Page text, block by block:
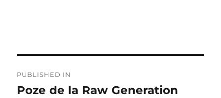
navigation
PUBLISHED IN
Poze de la Raw Generation